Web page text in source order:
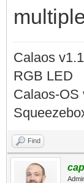
Calaos
RGB LED
Calaos-OS
Find